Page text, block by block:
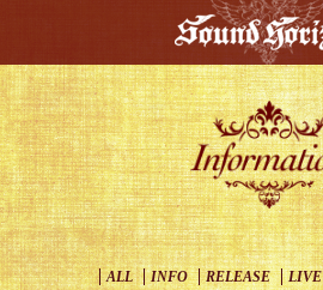
ALL INFO RELEASE LIVE